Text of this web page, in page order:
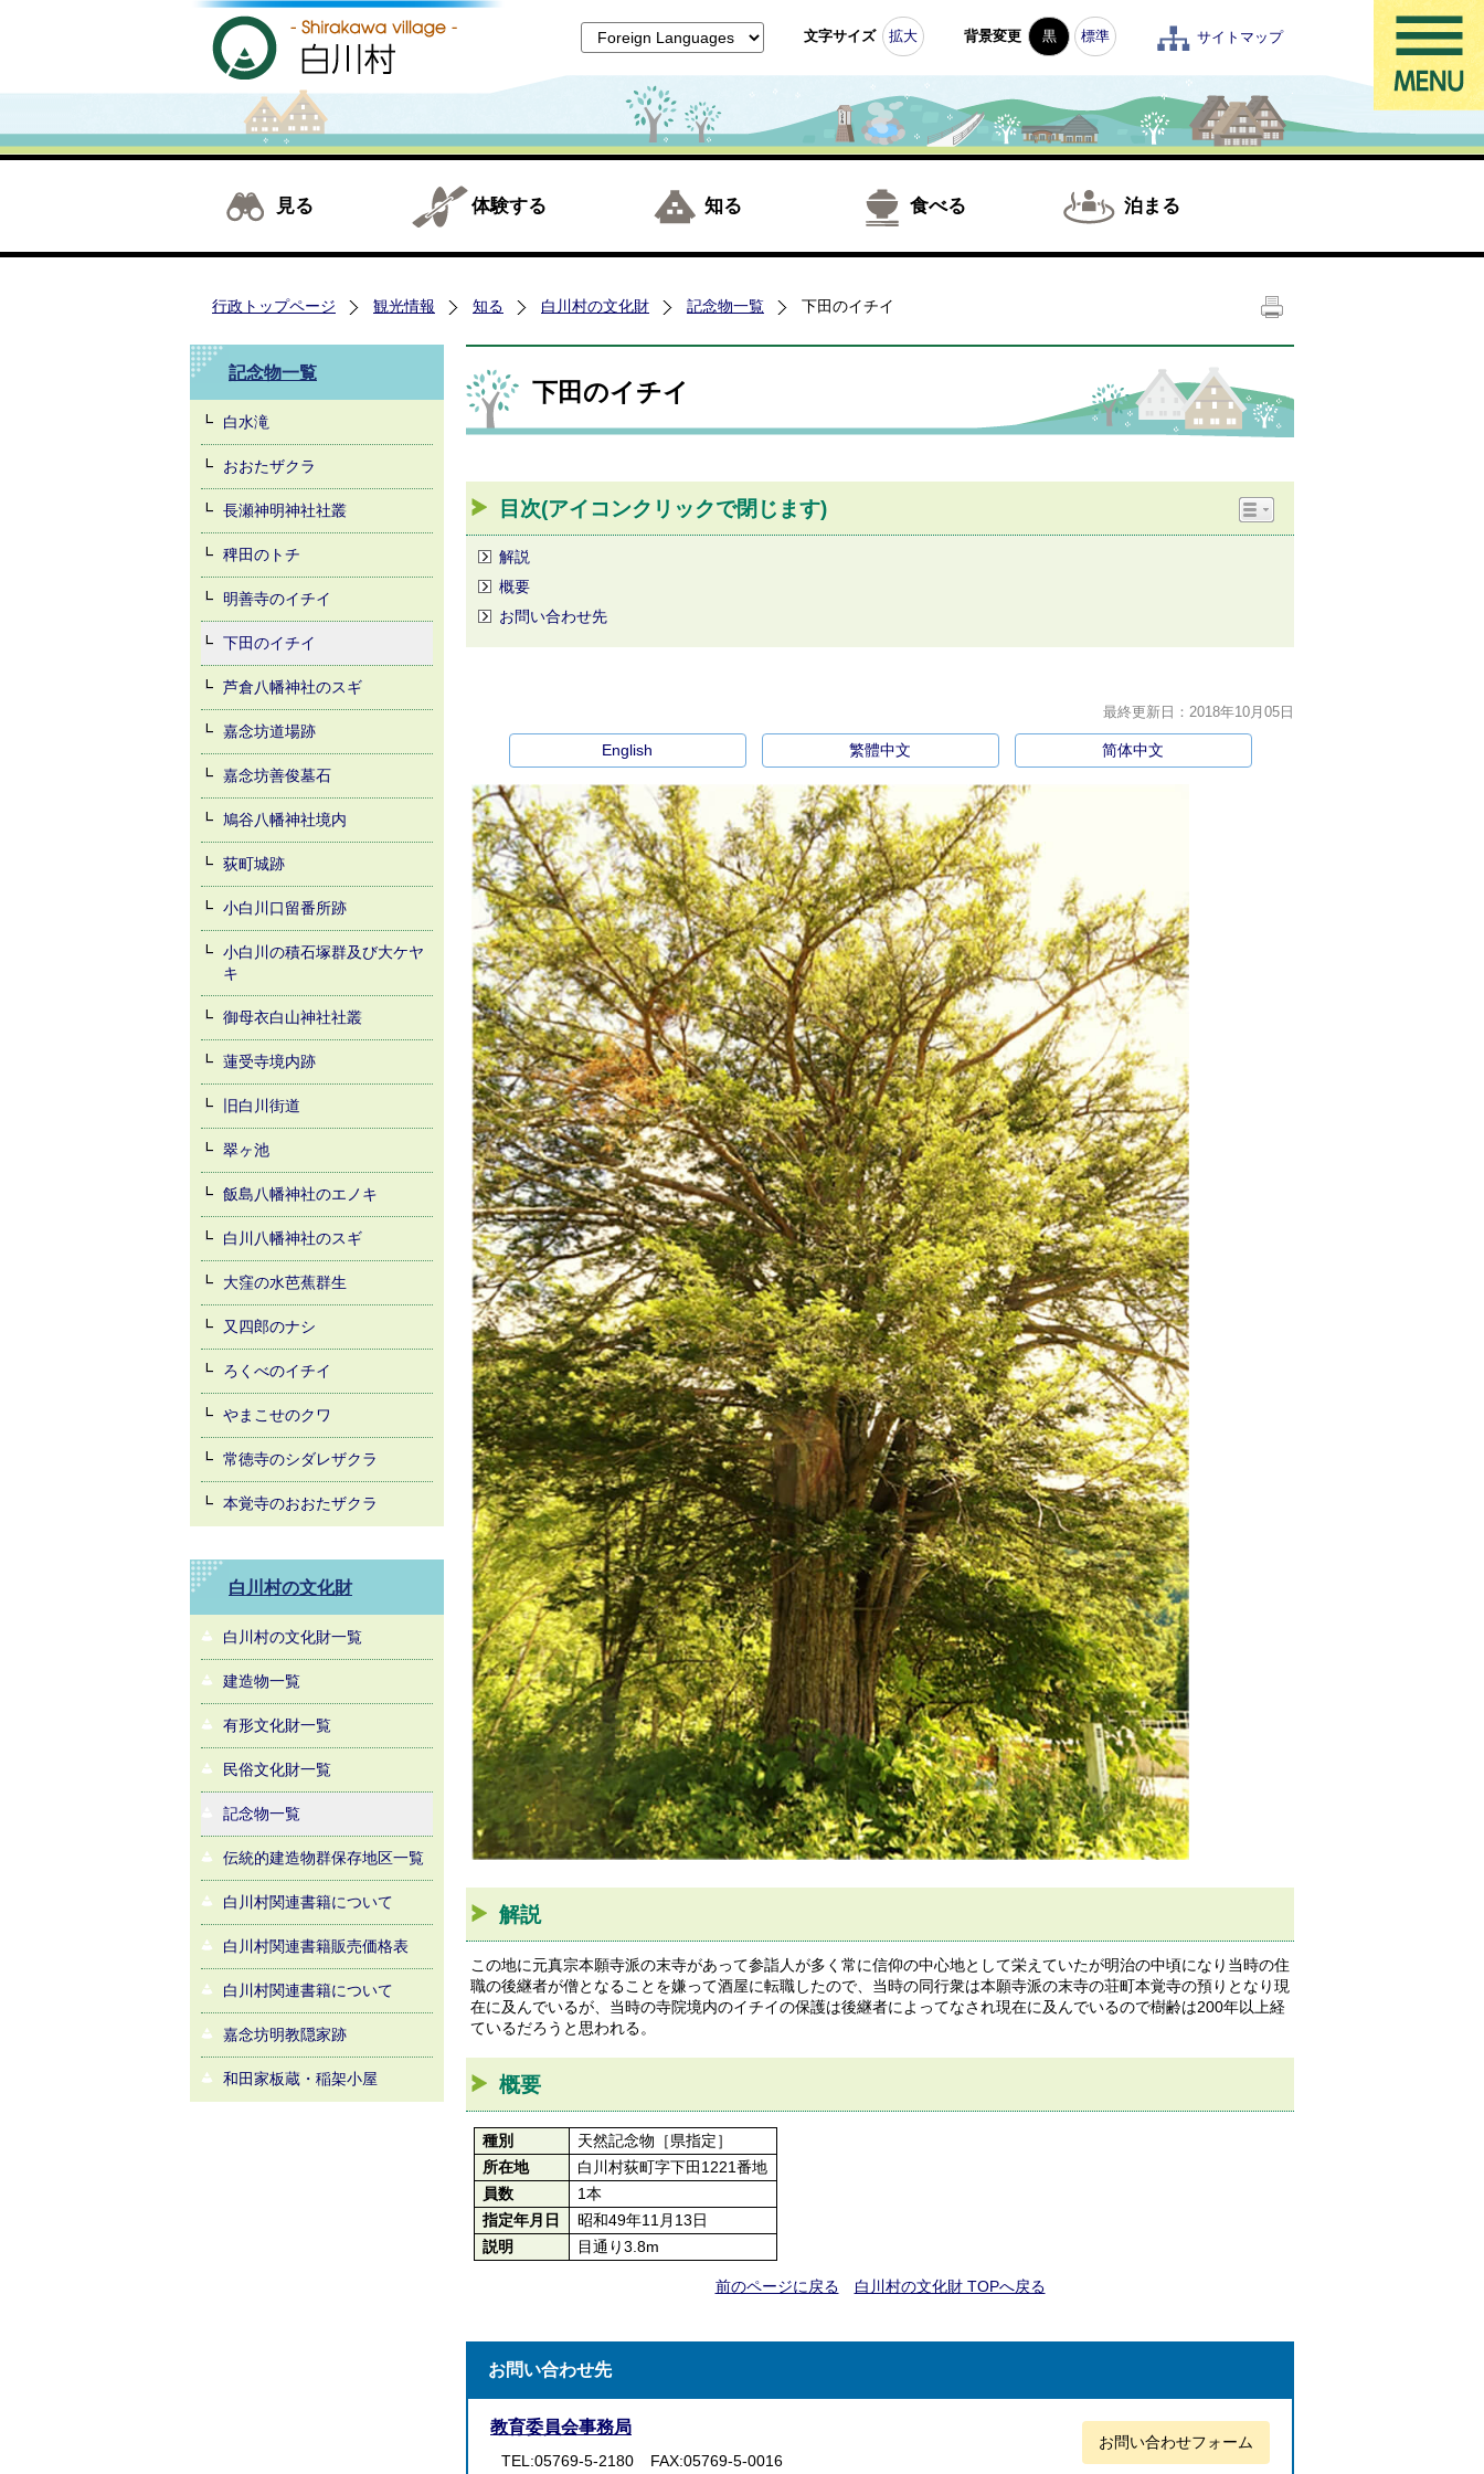
文字サイズ 拡大 背景変更 黒 標準 サイトマップ
見る 体験する 知る 食べる 泊まる
行政トップページ 観光情報 知る 白川村の文化財 記念物一覧 下田のイチイ
記念物一覧
白水滝
おおたザクラ
長瀬神明神社社叢
稗田のトチ
明善寺のイチイ
下田のイチイ
芦倉八幡神社のスギ
嘉念坊道場跡
嘉念坊善俊墓石
鳩谷八幡神社境内
荻町城跡
小白川口留番所跡
小白川の積石塚群及び大ケヤ
キ
御母衣白山神社社叢
蓮受寺境内跡
旧白川街道
翠ヶ池
飯島八幡神社のエノキ
白川八幡神社のスギ
大窪の水芭蕉群生
又四郎のナシ
ろくべのイチイ
やまこせのクワ
常徳寺のシダレザクラ
本覚寺のおおたザクラ
白川村の文化財
白川村の文化財一覧
建造物一覧
有形文化財一覧
民俗文化財一覧
記念物一覧
伝統的建造物群保存地区一覧
白川村関連書籍について
白川村関連書籍販売価格表
白川村関連書籍について
嘉念坊明教隠家跡
和田家板蔵・稲架小屋
下田のイチイ
目次(アイコンクリックで閉じます)
解説
概要
お問い合わせ先
最終更新日：2018年10月05日
English 繁體中文 简体中文
解説
この地に元真宗本願寺派の末寺があって参詣人が多く常に信仰の中心地として栄えていたが明治の中頃になり当時の住
職の後継者が僧となることを嫌って酒屋に転職したので、当時の同行衆は本願寺派の末寺の荘町本覚寺の預りとなり現
在に及んでいるが、当時の寺院境内のイチイの保護は後継者によってなされ現在に及んでいるので樹齢は200年以上経
ているだろうと思われる。
概要
種別
天然記念物［県指定］
所在地
白川村荻町字下田1221番地
員数
1本
指定年月日
昭和49年11月13日
説明
目通り3.8m
前のページに戻る 白川村の文化財 TOPへ戻る
お問い合わせ先
教育委員会事務局
TEL:05769-5-2180 FAX:05769-5-0016
お問い合わせフォーム